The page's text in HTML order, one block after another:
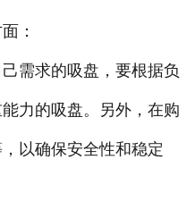
厂区一角
案例展示
联系我们
：
求的吸盘，要根据负
力的吸盘。另外，在购
以确保安全性和稳定